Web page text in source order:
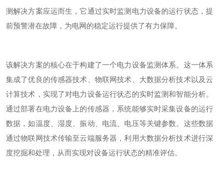
测解决方案应运而生，它通过实时监测电力设备的运行状态，提
前预警潜在故障，为电网的稳定运行提供了有力保障。
该解决方案的核心在于构建了一个电力设备监测体系。这一体系
集成了优良的传感器技术、物联网技术、大数据分析技术以及云
计算技术，实现了对电力设备运行状态的实时监测和智能分析。
通过部署在电力设备上的传感器，系统能够实时采集设备的运行
数据，如温度、湿度、振动、电流、电压等关键参数。这些数据
通过物联网技术传输至云端服务器，利用大数据分析技术进行深
度挖掘和处理，从而实现对设备运行状态的精准评估。